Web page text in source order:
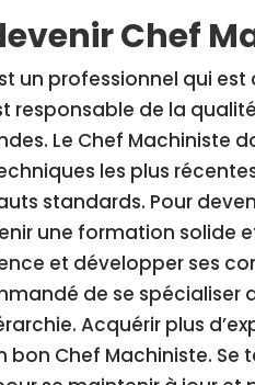
Chef
un professionnel qui
responsable de la
Le Chef Machiniste
les plus
standards. Pour
une formation solide
et développer ses
de se
Acquérir plus
bon Chef Machiniste.